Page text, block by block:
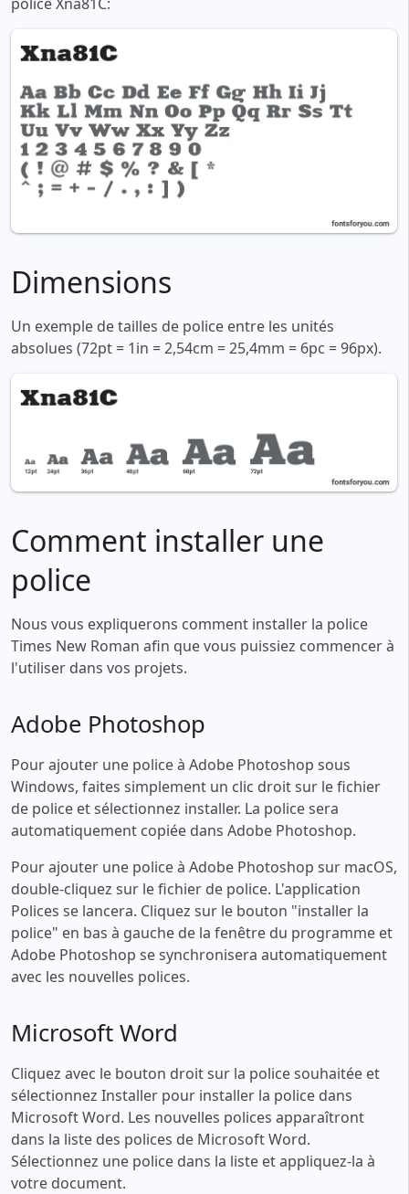
police Xna81C:
Dimensions
Un exemple de tailles de police entre les unités
absolues (72pt = 1in = 2,54cm = 25,4mm = 6pc = 96px).
Comment installer une
police
Nous vous expliquerons comment installer la police
Times New Roman afin que vous puissiez commencer à
l'utiliser dans vos projets.
Adobe Photoshop
Pour ajouter une police à Adobe Photoshop sous
Windows, faites simplement un clic droit sur le fichier
de police et sélectionnez installer. La police sera
automatiquement copiée dans Adobe Photoshop.
Pour ajouter une police à Adobe Photoshop sur macOS,
double-cliquez sur le fichier de police. L'application
Polices se lancera. Cliquez sur le bouton "installer la
police" en bas à gauche de la fenêtre du programme et
Adobe Photoshop se synchronisera automatiquement
avec les nouvelles polices.
Microsoft Word
Cliquez avec le bouton droit sur la police souhaitée et
sélectionnez Installer pour installer la police dans
Microsoft Word. Les nouvelles polices apparaîtront
dans la liste des polices de Microsoft Word.
Sélectionnez une police dans la liste et appliquez-la à
votre document.